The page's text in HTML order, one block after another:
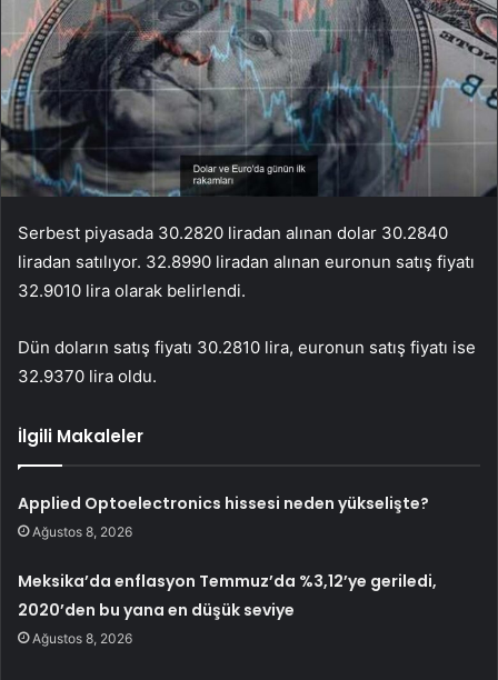
Serbest piyasada 30.2820 liradan alınan dolar 30.2840
liradan satılıyor. 32.8990 liradan alınan euronun satış fiyatı
32.9010 lira olarak belirlendi.
Dün doların satış fiyatı 30.2810 lira, euronun satış fiyatı ise
32.9370 lira oldu.
İlgili Makaleler
Applied Optoelectronics hissesi neden yükselişte?
Ağustos 8, 2026
Meksika’da enflasyon Temmuz’da %3,12’ye geriledi,
2020’den bu yana en düşük seviye
Ağustos 8, 2026